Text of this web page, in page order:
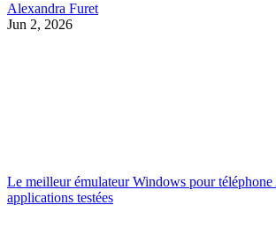
Alexandra Furet
Jun 2, 2026
Le meilleur émulateur Windows pour
applications testées